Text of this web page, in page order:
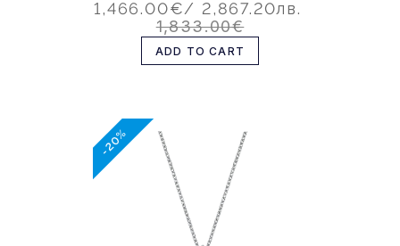
1,466.00€/ 2,867.20лв.
1,833.00€
ADD TO CART
-20%